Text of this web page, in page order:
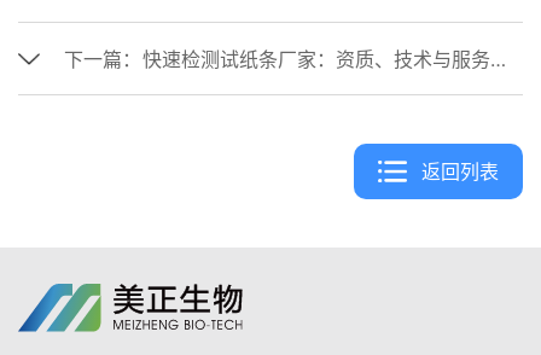
下一篇： 快速检测试纸条厂家：资质、技术与服务的核心考量
返回列表